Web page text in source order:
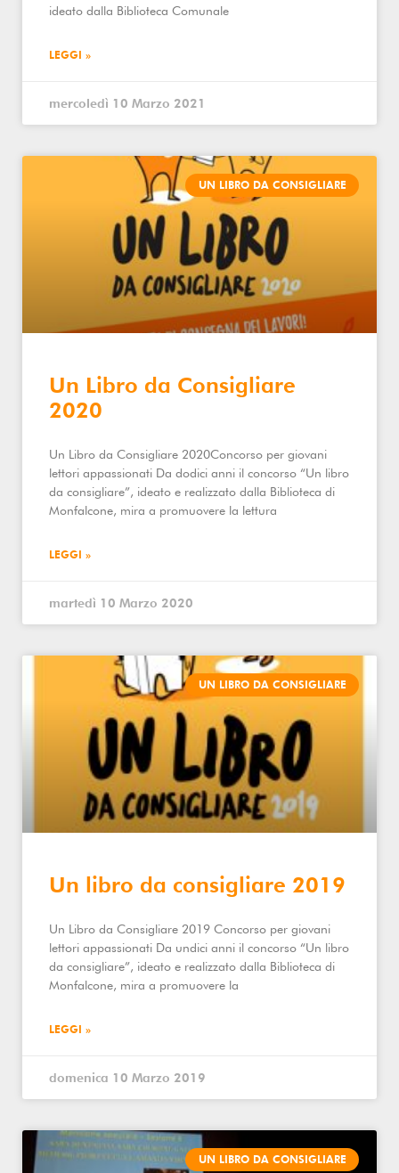
ideato dalla Biblioteca Comunale
LEGGI »
mercoledì 10 Marzo 2021
UN LIBRO DA CONSIGLIARE
Un Libro da Consigliare
2020
Un Libro da Consigliare 2020Concorso per giovani
lettori appassionati Da dodici anni il concorso “Un libro
da consigliare”, ideato e realizzato dalla Biblioteca di
Monfalcone, mira a promuovere la lettura
LEGGI »
martedì 10 Marzo 2020
UN LIBRO DA CONSIGLIARE
Un libro da consigliare 2019
Un Libro da Consigliare 2019 Concorso per giovani
lettori appassionati Da undici anni il concorso “Un libro
da consigliare”, ideato e realizzato dalla Biblioteca di
Monfalcone, mira a promuovere la
LEGGI »
domenica 10 Marzo 2019
UN LIBRO DA CONSIGLIARE